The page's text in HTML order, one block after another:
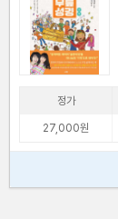
정가
27,000원